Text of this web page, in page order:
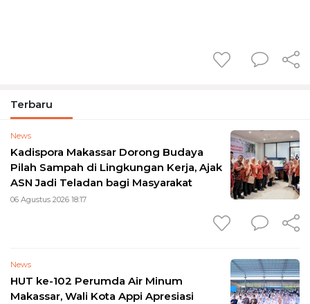
Terbaru
News
Kadispora Makassar Dorong Budaya
Pilah Sampah di Lingkungan Kerja, Ajak
ASN Jadi Teladan bagi Masyarakat
06 Agustus 2026 18:17
News
HUT ke-102 Perumda Air Minum
Makassar, Wali Kota Appi Apresiasi